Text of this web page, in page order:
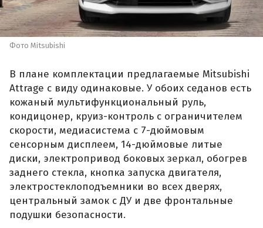
Фото Mitsubishi
В плане комплектации предлагаемые Mitsubishi
Attrage с виду одинаковые. У обоих седанов есть
кожаный мультифункциональный руль,
кондицонер, круиз-контроль с ограничителем
скорости, медиасистема с 7-дюймовым
сенсорным дисплеем, 14-дюймовые литые
диски, электропривод боковых зеркал, обогрев
заднего стекла, кнопка запуска двигателя,
электростеклоподъемники во всех дверях,
центральный замок с ДУ и две фронтальные
подушки безопасности.